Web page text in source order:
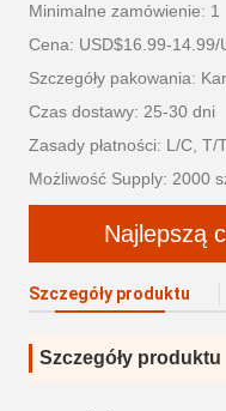
Minimalne zamówienie: 1
Cena: USD$16.99-14.99/
Szczegóły pakowania:
Czas dostawy: 25-30 dni
Zasady płatności: L/C, T/
Możliwość Supply: 2000
Najlepszą
Szczegóły produktu
Szczegóły produktu